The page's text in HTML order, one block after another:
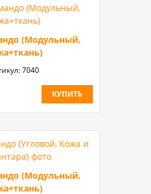
(Модульный,
7040
КУПИТЬ
(Модульный,